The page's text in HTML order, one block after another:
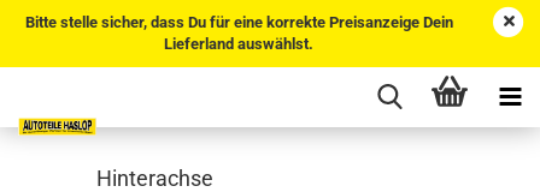
Bitte stelle sicher, dass Du für eine korrekte Preisanzeige Dein
Lieferland auswählst.
Hinterachse